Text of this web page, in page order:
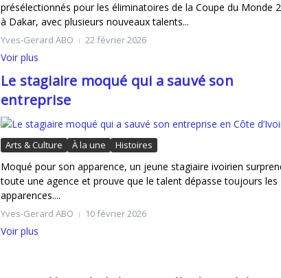
présélectionnés pour les éliminatoires de la Coupe du Monde
à Dakar, avec plusieurs nouveaux talents...
Yves-Gerard ABO 22 février 2026
Voir plus
Le stagiaire moqué qui a sauvé son
entreprise
Arts & Culture À la une Histoires
Moqué pour son apparence, un jeune stagiaire ivoirien
toute une agence et prouve que le talent dépasse toujours les
apparences....
Yves-Gerard ABO 10 février 2026
Voir plus